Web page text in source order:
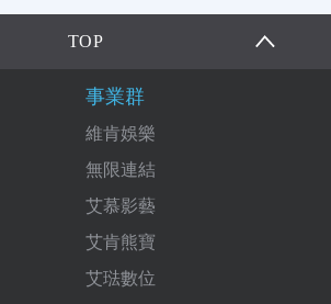
TOP
事業群
維肯娛樂
無限連結
艾慕影藝
艾肯熊寶
艾琺數位